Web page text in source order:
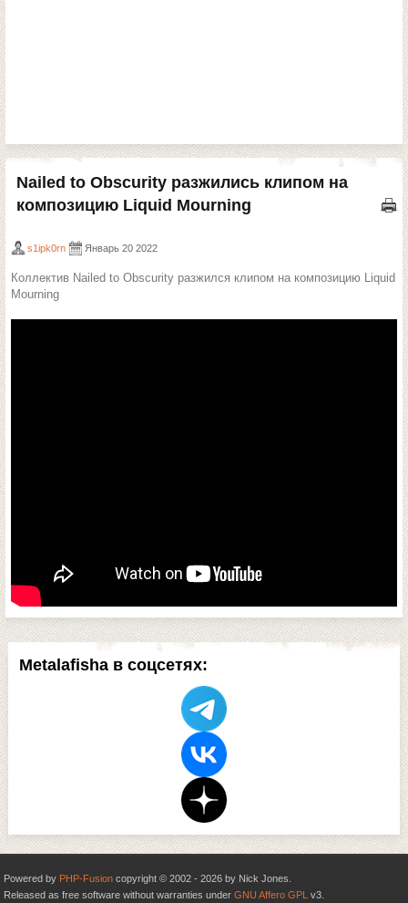
Metalafisha в соцсетях:
Nailed to Obscurity разжились клипом на
композицию Liquid Mourning
s1ipk0rn Январь 20 2022
Коллектив Nailed to Obscurity разжился клипом на композицию Liquid
Mourning
Powered by PHP-Fusion copyright © 2002 - 2026 by Nick Jones.
Released as free software without warranties under GNU Affero GPL v3.